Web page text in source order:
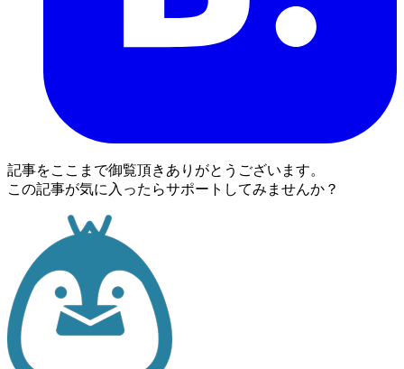
記事をここまで御覧頂きありがとうございます。
この記事が気に入ったらサポートしてみませんか？